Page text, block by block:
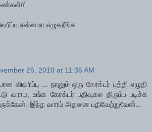
கண்கள்//
எழுதறீங்க
26, 2010 at 11:36 AM
விவரிப்பு ... நானும் ஒரு கேரக்டர் பத்தி எழுதி
வராம, உங்க கேரக்டர் பதிவுகல திரும்ப படிச்சு
இந்த வாரம் அதனை பதிவேற்றுவேன்...